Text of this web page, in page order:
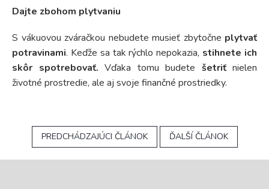
Dajte zbohom plytvaniu
S vákuovou zváračkou nebudete musieť zbytočne plytvať
potravinami. Keďže sa tak rýchlo nepokazia, stihnete ich
skôr spotrebovať. Vďaka tomu budete šetriťnielen
životné prostredie, ale aj svoje finančné prostriedky.
PREDCHÁDZAJÚCI ČLÁNOK ĎALŠÍ ČLÁNOK